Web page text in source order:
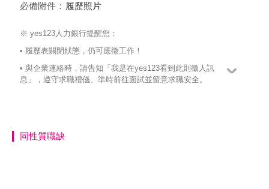
必備附件： 履歷照片
※ yes123人力銀行提醒您：
• 履歷表關閉狀態，仍可應徵工作！
• 與企業連絡時，請告知「我是在yes123看到此則徵人訊
息」，遵守求職禮儀、準時前往面試並留意求職安全。
同性質職缺